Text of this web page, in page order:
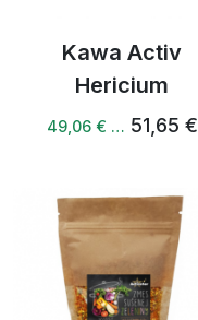
Kawa Activ
Hericium
49,06 € … 51,65 €